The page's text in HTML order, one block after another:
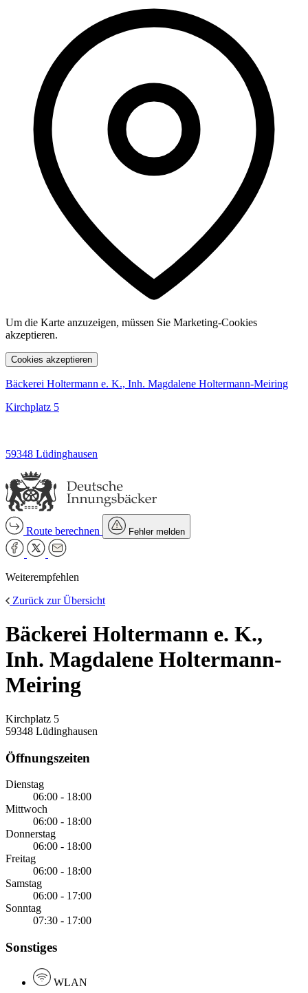
Um die Karte anzuzeigen, müssen Sie Marketing-Cookies
akzeptieren.
Cookies akzeptieren
Bäckerei Holtermann e. K., Inh. Magdalene Holtermann-Meiring
Kirchplatz 5
59348 Lüdinghausen
Route berechnen Fehler melden
Weiterempfehlen
Zurück zur Übersicht
Bäckerei Holtermann e. K.,
Inh. Magdalene Holtermann-
Meiring
Kirchplatz 5
59348 Lüdinghausen
Öffnungszeiten
Dienstag
06:00 - 18:00
Mittwoch
06:00 - 18:00
Donnerstag
06:00 - 18:00
Freitag
06:00 - 18:00
Samstag
06:00 - 17:00
Sonntag
07:30 - 17:00
Sonstiges
WLAN